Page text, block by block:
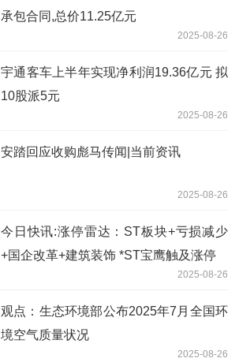
承包合同,总价11.25亿元
2025-08-26
宇通客车上半年实现净利润19.36亿元 拟
10股派5元
2025-08-26
安踏回应收购彪马传闻|当前资讯
2025-08-26
今日快讯:涨停雷达：ST板块+亏损减少
+国企改革+建筑装饰 *ST宝鹰触及涨停
2025-08-26
观点：生态环境部公布2025年7月全国环
境空气质量状况
2025-08-26